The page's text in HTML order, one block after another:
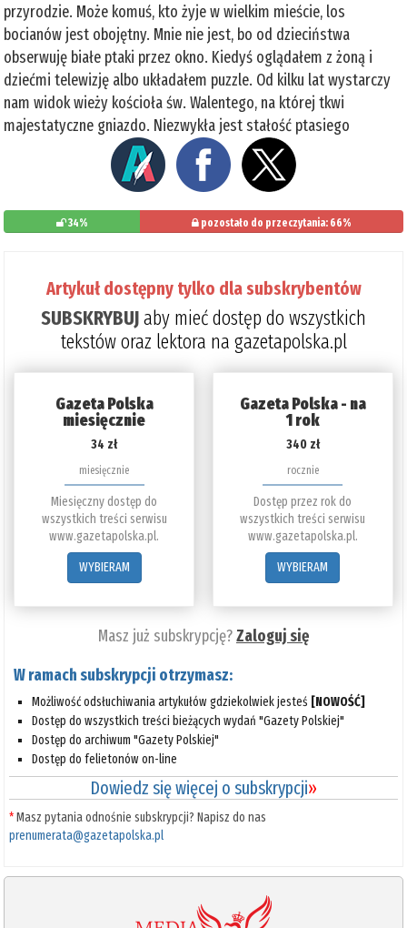
przyrodzie. Może komuś, kto żyje w wielkim mieście, los
bocianów jest obojętny. Mnie nie jest, bo od dzieciństwa
obserwuję białe ptaki przez okno. Kiedyś oglądałem z żoną i
dziećmi telewizję albo układałem puzzle. Od kilku lat wystarczy
nam widok wieży kościoła św. Walentego, na której tkwi
majestatyczne gniazdo. Niezwykła jest stałość ptasiego
34% pozostało do przeczytania: 66%
Artykuł dostępny tylko dla subskrybentów
SUBSKRYBUJaby mieć dostęp do wszystkich
tekstów oraz lektora na gazetapolska.pl
Gazeta Polska
miesięcznie
34 zł
miesięcznie
Miesięczny dostęp do
wszystkich treści serwisu
www.gazetapolska.pl.
WYBIERAM
Gazeta Polska - na
1 rok
340 zł
rocznie
Dostęp przez rok do
wszystkich treści serwisu
www.gazetapolska.pl.
WYBIERAM
Masz już subskrypcję?Zaloguj się
W ramach subskrypcji otrzymasz:
Możliwość odsłuchiwania artykułów gdziekolwiek jesteś [NOWOŚĆ]
Dostęp do wszystkich treści bieżących wydań "Gazety Polskiej"
Dostęp do archiwum "Gazety Polskiej"
Dostęp do felietonów on-line
Dowiedz się więcej o subskrypcji»
*Masz pytania odnośnie subskrypcji? Napisz do nas
prenumerata@gazetapolska.pl